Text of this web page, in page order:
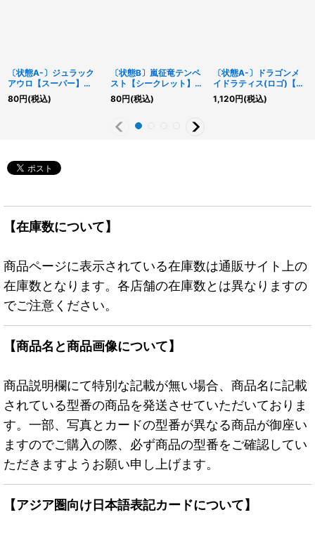
〔状態A-〕ジュラック
アウロ【スーパー】
{19TP-JP101}《モンス
ター》
80円(税込)
〔状態B〕嵐征竜テンペ
スト【シークレット】
{20TH-JPC83}《モン
スター》
80円(税込)
〔状態A-〕ドラゴンメ
イドラティス(ロゴ)【シ
ークレット】{QCTB-
JP002}《融合》
1,120円(税込)
【在庫数について】
商品ページに表示されている在庫数は通販サイト上の
在庫数となります。各店舗の在庫数とは異なりますの
でご注意ください。
【商品名と商品画像について】
商品説明欄にて特別な記載が無い場合、商品名に記載
されている型番の商品を発送させていただいておりま
す。一部、写真とカードの型番が異なる商品が御座い
ますのでご購入の際、必ず商品の型番をご確認してい
ただきますようお願い申し上げます。
【アジア圏向け日本語表記カードについて】